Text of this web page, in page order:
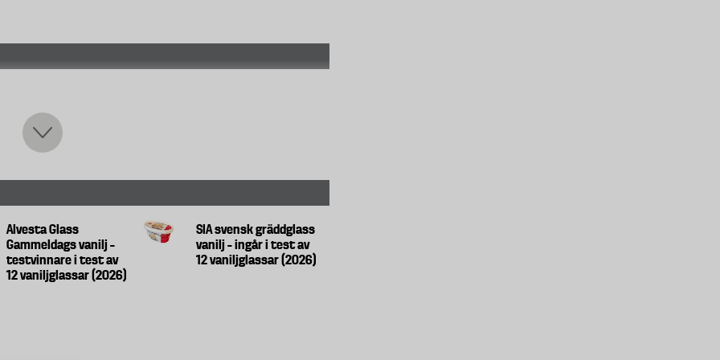
(0,1 %)
Alvesta Glass
Gammeldags vanilj –
testvinnare i test av
12 vaniljglassar (2026)
SIA svensk gräddglass
vanilj – ingår i test av
12 vaniljglassar (2026)